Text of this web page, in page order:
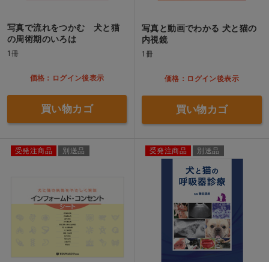
写真で流れをつかむ 犬と猫
の周術期のいろは
1冊
価格：ログイン後表示
買い物カゴ
写真と動画でわかる 犬と猫の
内視鏡
1冊
価格：ログイン後表示
買い物カゴ
受発注商品 別送品 受発注商品 別送品